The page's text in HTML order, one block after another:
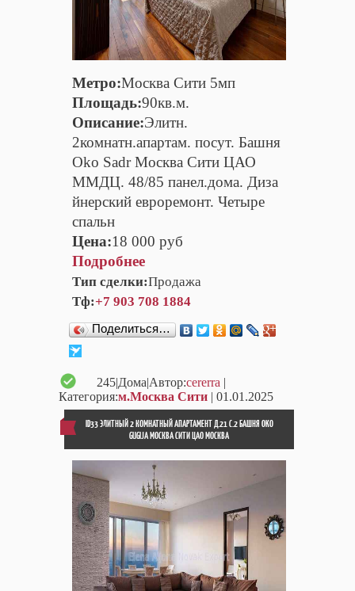
Метро:Москва Сити 5мп
Площадь:90кв.м.
Описание:Элитн.
2комнатн.апартам. посут. Башня
Oko Sadr Москва Сити ЦАО
ММДЦ. 48/85 панел.дома. Диза
йнерский евроремонт. Четыре
спальн
Цена:18 000 руб
Подробнее
Тип сделки:Продажа
Тф:+7 903 708 1884
Поделиться…
245|Дома|Автор:cererra |
Категория:м.Москва Сити | 01.01.2025
ID33 ЭЛИТНЫЙ 2 КОМНАТНЫЙ АПАРТАМЕНТ Д.21 С.2 БАШНЯ OKO
GUGIJA МОСКВА СИТИ ЦАО МОСКВА